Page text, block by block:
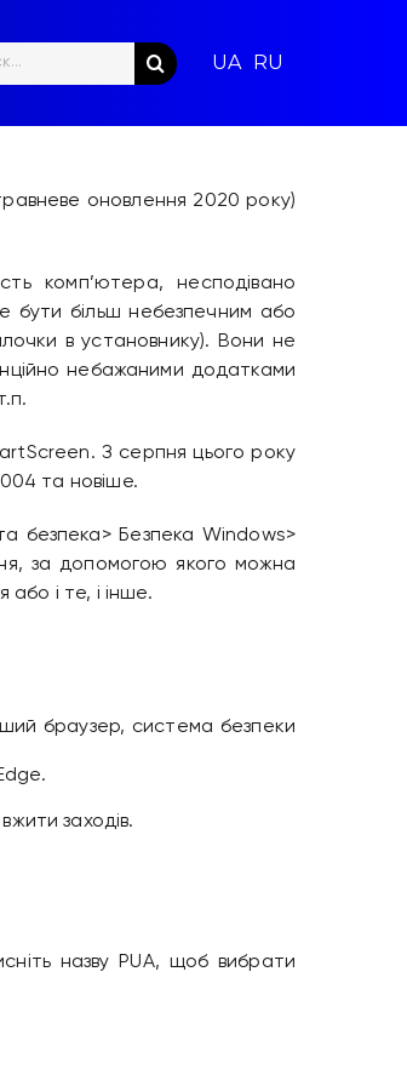
оновлення 2020 року)
комп’ютера, несподівано
бути більш небезпечним або
в установнику). Вони не
небажаними додатками
З серпня цього року
та новіше.
безпека> Безпека Windows>
за допомогою якого можна
і те, і інше.
браузер, система безпеки
заходів.
назву PUA, щоб вибрати